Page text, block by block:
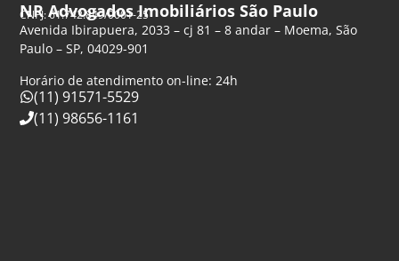
NR Advogados Imobiliários São Paulo
CNPJ: 61.742.849/0001-25
Avenida Ibirapuera, 2033 – cj 81 – 8 andar – Moema, São
Paulo – SP, 04029-901
Horário de atendimento on-line: 24h
(11) 91571-5529
(11) 98656-1161